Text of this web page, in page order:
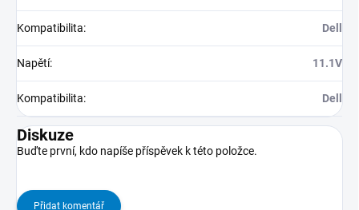
Kompatibilita: Dell
Napětí: 11.1V
Kompatibilita: Dell
Diskuze
Buďte první, kdo napíše příspěvek k této položce.
Přidat komentář